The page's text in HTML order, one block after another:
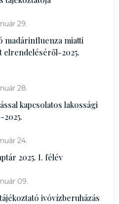
29.
madárinfluenza miatti
elrendeléséről-2025.
28.
kapcsolatos lakossági
24.
2025. I. félév
09.
ivóvízberuházás